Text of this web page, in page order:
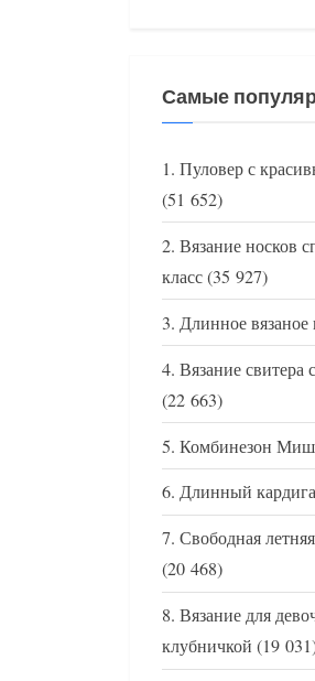
Самые
Пуловер с
(51 652)
Вязание носков
класс(35 927)
Длинное вязаное
Вязание свитера
(22 663)
Комбинезон
Длинный
Свободная
(20 468)
Вязание для
клубничкой (19